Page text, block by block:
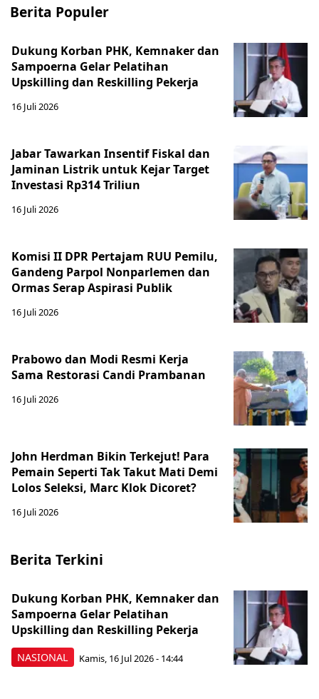
Berita Populer
Dukung Korban PHK, Kemnaker dan
Sampoerna Gelar Pelatihan
Upskilling dan Reskilling Pekerja
16 Juli 2026
Jabar Tawarkan Insentif Fiskal dan
Jaminan Listrik untuk Kejar Target
Investasi Rp314 Triliun
16 Juli 2026
Komisi II DPR Pertajam RUU Pemilu,
Gandeng Parpol Nonparlemen dan
Ormas Serap Aspirasi Publik
16 Juli 2026
Prabowo dan Modi Resmi Kerja
Sama Restorasi Candi Prambanan
16 Juli 2026
John Herdman Bikin Terkejut! Para
Pemain Seperti Tak Takut Mati Demi
Lolos Seleksi, Marc Klok Dicoret?
16 Juli 2026
Berita Terkini
NASIONAL
Dukung Korban PHK, Kemnaker dan
Sampoerna Gelar Pelatihan
Upskilling dan Reskilling Pekerja
Kamis, 16 Jul 2026 - 14:44